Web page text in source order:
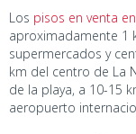
Los pisos en venta
aproximadamente 1
supermercados y
km del centro de La
de la playa, a 10-15
aeropuerto